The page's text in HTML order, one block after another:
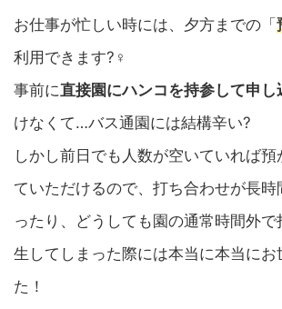
お仕事が忙しい時には、夕方までの「
利用できます?‍♀️
事前に直接園にハンコを持参して申し
けなくて…バス通園には結構辛い?
しかし前日でも人数が空いていれば
ていただけるので、打ち合わせが長
ったり、どうしても園の通常時間外で
生してしまった際には本当に本当にお
た！